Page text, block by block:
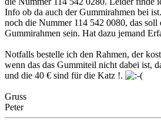
Info ob da auch der Gummirahmen bei
noch die Nummer 114 542 0080, das soll
Gummirahmen sein. Hat dazu jemand
Notfalls bestelle ich den Rahmen, der
wenn das das Gummiteil nicht dabei ist,
und die 40 € sind für die Katz !.
Gruss
Peter